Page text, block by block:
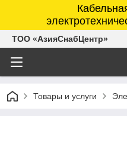
ТОО «АзияСнабЦентр»
Товары и услуги